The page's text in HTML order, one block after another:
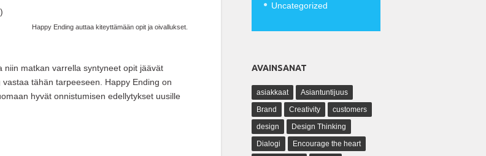
Happy Ending auttaa kiteyttämään opit ja oivallukset.
niin matkan varrella syntyneet opit jäävät
tähän tarpeeseen. Happy Ending on
hyvät onnistumisen edellytykset uusille
Uncategorized
AVAINSANAT
asiakkaat
Asiantuntijuus
Brand
Creativity
customers
design
Design Thinking
Dialogi
Encourage the heart